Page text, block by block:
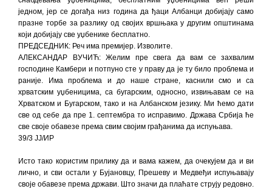
једном, јер се догађа низ година да ђаци Албанци добијају само
празне торбе за разлику од својих вршњака у другим општинама
који добијају све уџбенике бесплатно.
ПРЕДСЕДНИК: Реч има премијер. Изволите.
АЛЕКСАНДАР ВУЧИЋ: Желим пре свега да вам се захвалим
господине Камбери и потпуно сте у праву да је ту било проблема и
раније. Има проблема и до наше стране, каснили смо и са
хрватским уџбеницима, са бугарским, односно, извињавам се на
Хрватском и Бугарском, тако и на Албанском језику. Ми ћемо дати
све од себе да пре 1. септембра то исправимо. Држава Србија ће
све своје обавезе према свим својим грађанима да испуњава.
39/3 ЈЈ/ИР
Исто тако користим прилику да и вама кажем, да очекујем да и ви
лично, и сви остали у Бујановцу, Прешеву и Медвеђи испуњавају
своје обавезе према држави. Што значи да плаћате струју редовно.